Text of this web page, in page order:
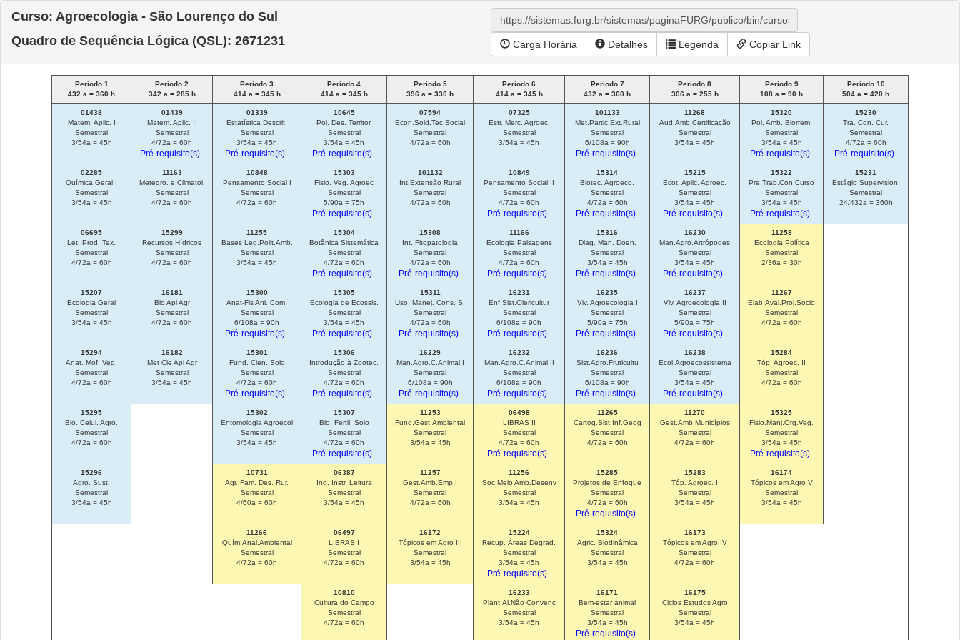
Curso: Agroecologia - São Lourenço do Sul
Quadro de Sequência Lógica (QSL): 2671231
Carga Horária Detalhes Legenda Copiar Link
Período 1
432 a = 360 h
Período 2
342 a = 285 h
Período 3
414 a = 345 h
Período 4
414 a = 345 h
Período 5
396 a = 330 h
Período 6
414 a = 345 h
Período 7
432 a = 360 h
Período 8
306 a = 255 h
Período 9
108 a = 90 h
Período 10
504 a = 420 h
01438
Matem. Aplic. I
Semestral
3/54a = 45h
01439
Matem. Aplic. II
Semestral
4/72a = 60h
Pré-requisito(s)
01339
Estatística Descrit.
Semestral
3/54a = 45h
Pré-requisito(s)
10645
Pol. Des. Territor.
Semestral
3/54a = 45h
Pré-requisito(s)
07594
Econ.Sold.Tec.Sociai
Semestral
4/72a = 60h
07325
Estr. Merc. Agroec.
Semestral
3/54a = 45h
101133
Met.Partic.Ext.Rural
Semestral
6/108a = 90h
Pré-requisito(s)
11268
Aud.Amb.Certificação
Semestral
3/54a = 45h
15320
Pol. Amb. Biorrem.
Semestral
3/54a = 45h
Pré-requisito(s)
15230
Tra. Con. Cur.
Semestral
4/72a = 60h
Pré-requisito(s)
02285
Química Geral I
Semestral
3/54a = 45h
11163
Meteoro. e Climatol.
Semestral
4/72a = 60h
10848
Pensamento Social I
Semestral
4/72a = 60h
15303
Fisio. Veg. Agroec
Semestral
5/90a = 75h
Pré-requisito(s)
101132
Int.Extensão Rural
Semestral
4/72a = 60h
10849
Pensamento Social II
Semestral
4/72a = 60h
Pré-requisito(s)
15314
Biotec. Agroeco.
Semestral
4/72a = 60h
Pré-requisito(s)
15215
Ecot. Aplic. Agroec.
Semestral
3/54a = 45h
Pré-requisito(s)
15322
Pre.Trab.Con.Curso
Semestral
3/54a = 45h
Pré-requisito(s)
15231
Estágio Supervision.
Semestral
24/432a = 360h
06695
Let. Prod. Tex.
Semestral
4/72a = 60h
15299
Recursos Hídricos
Semestral
4/72a = 60h
11255
Bases Leg.Polit.Amb.
Semestral
3/54a = 45h
15304
Botânica Sistemática
Semestral
4/72a = 60h
Pré-requisito(s)
15308
Int. Fitopatologia
Semestral
4/72a = 60h
Pré-requisito(s)
11166
Ecologia Paisagens
Semestral
4/72a = 60h
Pré-requisito(s)
15316
Diag. Man. Doen.
Semestral
3/54a = 45h
Pré-requisito(s)
16230
Man.Agro.Artrópodes
Semestral
3/54a = 45h
Pré-requisito(s)
11258
Ecologia Política
Semestral
2/36a = 30h
15207
Ecologia Geral
Semestral
3/54a = 45h
16181
Bio Apl Agr
Semestral
4/72a = 60h
15300
Anat-Fis Ani. Com.
Semestral
6/108a = 90h
Pré-requisito(s)
15305
Ecologia de Ecossis.
Semestral
3/54a = 45h
Pré-requisito(s)
15311
Uso. Manej. Cons. S.
Semestral
4/72a = 60h
Pré-requisito(s)
16231
Enf.Sist.Olericultur
Semestral
6/108a = 90h
Pré-requisito(s)
16235
Viv. Agroecologia I
Semestral
5/90a = 75h
Pré-requisito(s)
16237
Viv. Agroecologia II
Semestral
5/90a = 75h
Pré-requisito(s)
11267
Elab.Aval.Proj.Socio
Semestral
4/72a = 60h
15294
Anat. Mof. Veg.
Semestral
4/72a = 60h
16182
Met Cie Apl Agr
Semestral
3/54a = 45h
15301
Fund. Cien. Solo
Semestral
4/72a = 60h
Pré-requisito(s)
15306
Introdução à Zootec.
Semestral
4/72a = 60h
Pré-requisito(s)
16229
Man.Agro.C.Animal I
Semestral
6/108a = 90h
Pré-requisito(s)
16232
Man.Agro.C.Animal II
Semestral
6/108a = 90h
Pré-requisito(s)
16236
Sist.Agro.Fruticultu
Semestral
6/108a = 90h
Pré-requisito(s)
16238
Ecol.Agroecossistema
Semestral
3/54a = 45h
Pré-requisito(s)
15284
Tóp. Agroec. II
Semestral
4/72a = 60h
15295
Bio. Celul. Agro.
Semestral
4/72a = 60h
15302
Entomologia Agroecol
Semestral
3/54a = 45h
15307
Bio. Fertil. Solo
Semestral
4/72a = 60h
Pré-requisito(s)
11253
Fund.Gest.Ambiental
Semestral
3/54a = 45h
06498
LIBRAS II
Semestral
4/72a = 60h
Pré-requisito(s)
11265
Cartog.Sist.Inf.Geog
Semestral
4/72a = 60h
11270
Gest.Amb.Municípios
Semestral
4/72a = 60h
15325
Fisio.Manj.Org.Veg.
Semestral
3/54a = 45h
Pré-requisito(s)
15296
Agro. Sust.
Semestral
3/54a = 45h
10731
Agr. Fam. Des. Rur.
Semestral
4/60a = 60h
06387
Ing. Instr. Leitura
Semestral
3/54a = 45h
11257
Gest.Amb.Emp.I
Semestral
4/72a = 60h
11256
Soc.Meio Amb.Desenv
Semestral
3/54a = 45h
15285
Projetos de Enfoque
Semestral
4/72a = 60h
Pré-requisito(s)
15283
Tóp. Agroec. I
Semestral
3/54a = 45h
16174
Tópicos em Agro V
Semestral
3/54a = 45h
11266
Quím.Anal.Ambiental
Semestral
4/72a = 60h
06497
LIBRAS I
Semestral
4/72a = 60h
16172
Tópicos em Agro III
Semestral
3/54a = 45h
15224
Recup. Áreas Degrad.
Semestral
3/54a = 45h
Pré-requisito(s)
15324
Agric. Biodinâmica
Semestral
3/54a = 45h
16173
Tópicos em Agro IV
Semestral
4/72a = 60h
10810
Cultura do Campo
Semestral
4/72a = 60h
16233
Plant.Al.Não Convenc
Semestral
3/54a = 45h
16171
Bem-estar animal
Semestral
3/54a = 45h
Pré-requisito(s)
16175
Ciclos Estudos Agro
Semestral
3/54a = 45h